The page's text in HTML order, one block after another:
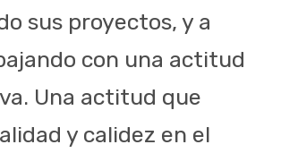
sus proyectos, y a
con una actitud
Una actitud que
y calidez en el